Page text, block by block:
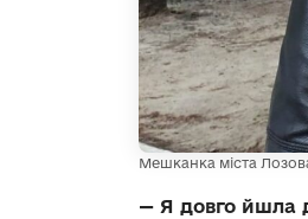
Мешканка міста
— Я довго йшла